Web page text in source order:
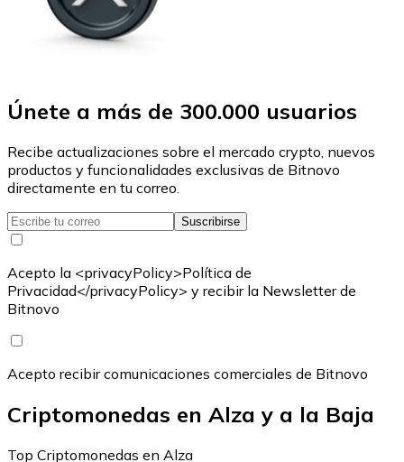
Únete a más de 300.000 usuarios
Recibe actualizaciones sobre el mercado crypto, nuevos
productos y funcionalidades exclusivas de Bitnovo
directamente en tu correo.
Suscribirse
Acepto la <privacyPolicy>Política de
Privacidad</privacyPolicy> y recibir la Newsletter de
Bitnovo
Acepto recibir comunicaciones comerciales de Bitnovo
Criptomonedas en Alza y a la Baja
Top Criptomonedas en Alza